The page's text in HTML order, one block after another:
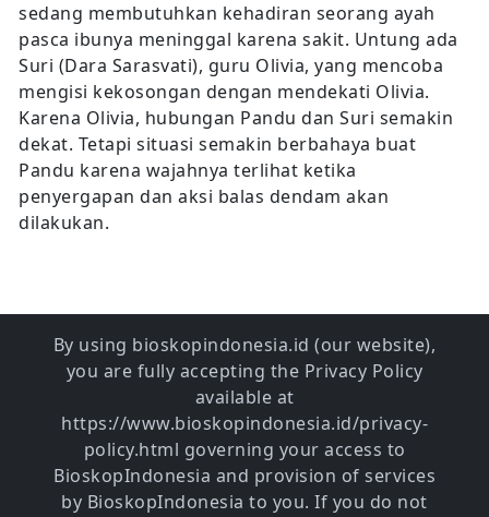
sedang membutuhkan kehadiran seorang ayah
pasca ibunya meninggal karena sakit. Untung ada
Suri (Dara Sarasvati), guru Olivia, yang mencoba
mengisi kekosongan dengan mendekati Olivia.
Karena Olivia, hubungan Pandu dan Suri semakin
dekat. Tetapi situasi semakin berbahaya buat
Pandu karena wajahnya terlihat ketika
penyergapan dan aksi balas dendam akan
dilakukan.
By using bioskopindonesia.id (our website),
you are fully accepting the Privacy Policy
available at
https://www.bioskopindonesia.id/privacy-
policy.html governing your access to
BioskopIndonesia and provision of services
by BioskopIndonesia to you. If you do not